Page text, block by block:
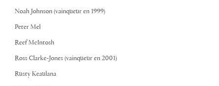
Noah Johnson (vainqueur en 1999)
Peter Mel
Reef McIntosh
Ross Clarke-Jones (vainqueur en 2001)
Rusty Keaulana